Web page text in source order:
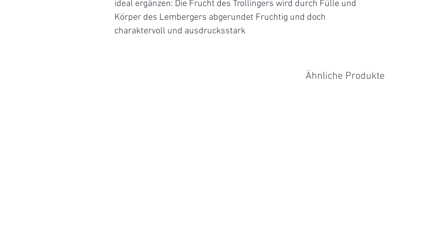
ideal ergänzen: Die Frucht des Trollingers wird durch Fülle und
Körper des Lembergers abgerundet Fruchtig und doch
charaktervoll und ausdrucksstark
Ähnliche Produkte